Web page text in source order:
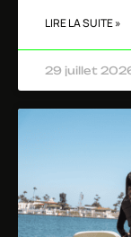
LIRE LA SUITE »
29 juillet